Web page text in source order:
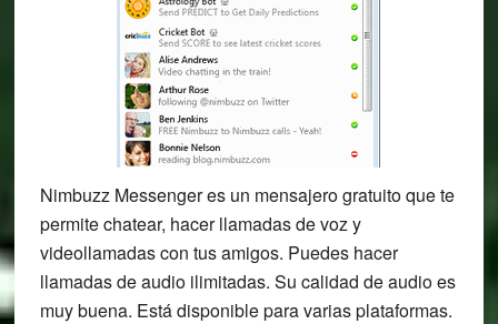
Nimbuzz Messenger es un mensajero gratuito que te
permite chatear, hacer llamadas de voz y
videollamadas con tus amigos. Puedes hacer
llamadas de audio ilimitadas. Su calidad de audio es
muy buena. Está disponible para varias plataformas.